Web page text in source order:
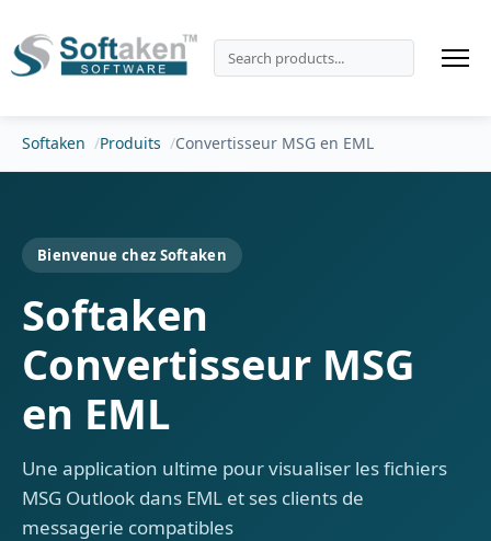
Softaken Produits Convertisseur MSG en EML
Bienvenue chez Softaken
Softaken
Convertisseur MSG
en EML
Une application ultime pour visualiser les fichiers
MSG Outlook dans EML et ses clients de
messagerie compatibles